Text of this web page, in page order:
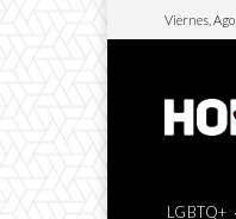
Viernes,
LGBTQ+